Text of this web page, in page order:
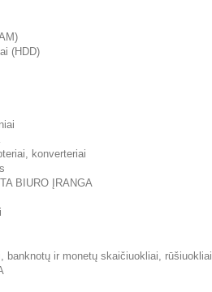
(HDD)
konverteriai
BIURO ĮRANGA
banknotų ir monetų skaičiuokliai, rūšiuokliai